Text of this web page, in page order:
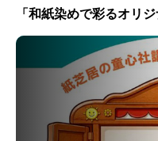
「和紙染めで彩るオリ